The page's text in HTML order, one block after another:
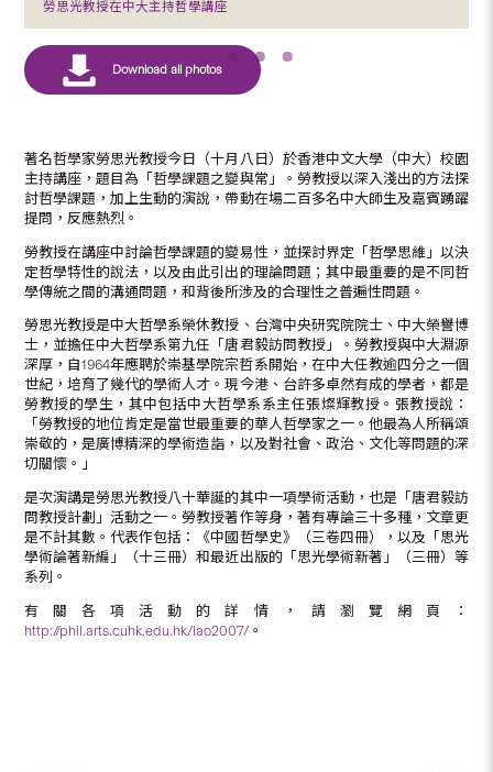
勞思光教授在中大主持哲學講座
著名哲學家勞思光教授今日（十月八日）於香港中文大學（中大）校園
主持講座，題目為「哲學課題之變與常」。勞教授以深入淺出的方法探
討哲學課題，加上生動的演說，帶動在場二百多名中大師生及嘉賓踴躍
提問，反應熱烈。
勞教授在講座中討論哲學課題的變易性，並探討界定「哲學思維」以決
定哲學特性的說法，以及由此引出的理論問題；其中最重要的是不同哲
學傳統之間的溝通問題，和背後所涉及的合理性之普遍性問題。
勞思光教授是中大哲學系榮休教授、台灣中央研究院院士、中大榮譽博
士，並擔任中大哲學系第九任「唐君毅訪問教授」。勞教授與中大淵源
深厚，自1964年應聘於崇基學院宗哲系開始，在中大任教逾四分之一個
世紀，培育了幾代的學術人才。現今港、台許多卓然有成的學者，都是
勞教授的學生，其中包括中大哲學系系主任張燦輝教授。張教授說：
「勞教授的地位肯定是當世最重要的華人哲學家之一。他最為人所稱頌
崇敬的，是廣博精深的學術造詣，以及對社會、政治、文化等問題的深
切關懷。」
是次演講是勞思光教授八十華誕的其中一項學術活動，也是「唐君毅訪
問教授計劃」活動之一。勞教授著作等身，著有專論三十多種，文章更
是不計其數。代表作包括：《中國哲學史》（三卷四冊），以及「思光
學術論著新編」（十三冊）和最近出版的「思光學術新著」（三冊）等
系列。
有關各項活動的詳情，請瀏覽網頁：
http://phil.arts.cuhk.edu.hk/lao2007/ 。